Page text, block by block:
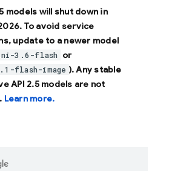
models will shut down in
. To avoid service
update to a newer model
3.6-flash or
flash-image ). Any stable
API 2.5 models are not
Learn more.